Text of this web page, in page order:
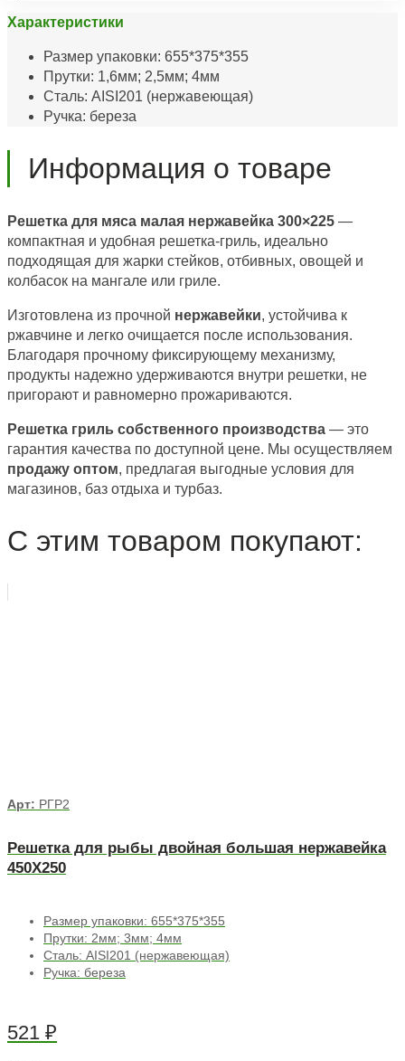
Характеристики
Размер упаковки: 655*375*355
Прутки: 1,6мм; 2,5мм; 4мм
Сталь: AISI201 (нержавеющая)
Ручка: береза
Информация о товаре
Решетка для мяса малая нержавейка 300×225 —
компактная и удобная решетка-гриль, идеально
подходящая для жарки стейков, отбивных, овощей и
колбасок на мангале или гриле.
Изготовлена из прочной нержавейки, устойчива к
ржавчине и легко очищается после использования.
Благодаря прочному фиксирующему механизму,
продукты надежно удерживаются внутри решетки, не
пригорают и равномерно прожариваются.
Решетка гриль собственного производства — это
гарантия качества по доступной цене. Мы осуществляем
продажу оптом, предлагая выгодные условия для
магазинов, баз отдыха и турбаз.
С этим товаром покупают:
Арт: РГР2
Решетка для рыбы двойная большая нержавейка
450Х250
Размер упаковки: 655*375*355
Прутки: 2мм; 3мм; 4мм
Сталь: AISI201 (нержавеющая)
Ручка: береза
521 ₽